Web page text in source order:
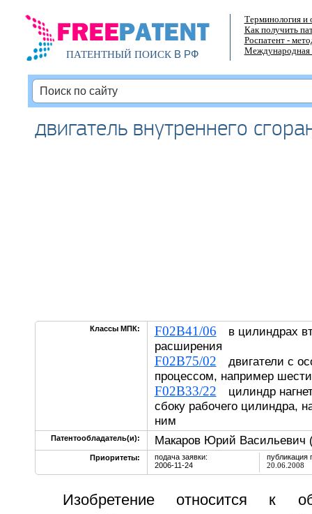
ПАТЕНТНЫЙ ПОИСКВ РФ
Терминология и
Как получить
Роспатент -
Международная
двигатель внутреннего
Классы МПК: F02B41/06 в цилиндрах
расширения
F02B75/02 двигатели с
процессом, например
F02B33/22 цилиндр
сбоку рабочего цилиндра,
ним
Патентообладатель(и): Макаров Юрий Васильевич
Приоритеты:
подача заявки:
2006-11-24
публикация
20.06.2008
Изобретение относится к